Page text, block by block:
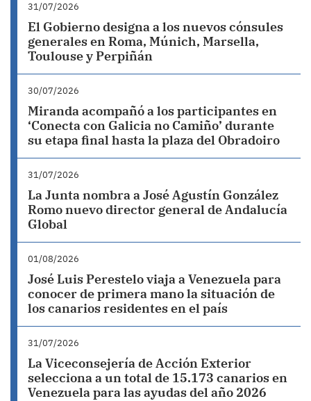
31/07/2026
El Gobierno designa a los nuevos cónsules
generales en Roma, Múnich, Marsella,
Toulouse y Perpiñán
30/07/2026
Miranda acompañó a los participantes en
‘Conecta con Galicia no Camiño’ durante
su etapa final hasta la plaza del Obradoiro
31/07/2026
La Junta nombra a José Agustín González
Romo nuevo director general de Andalucía
Global
01/08/2026
José Luis Perestelo viaja a Venezuela para
conocer de primera mano la situación de
los canarios residentes en el país
31/07/2026
La Viceconsejería de Acción Exterior
selecciona a un total de 15.173 canarios en
Venezuela para las ayudas del año 2026